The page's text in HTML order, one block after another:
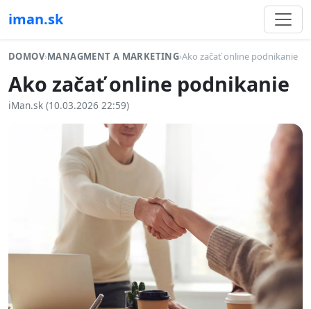
iman.sk
DOMOV›MANAGMENT A MARKETING›Ako začať online podnikanie
Ako začať online podnikanie
iMan.sk (10.03.2026 22:59)